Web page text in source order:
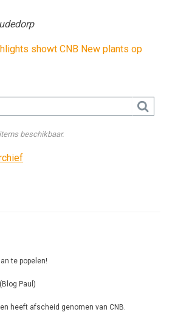
showt CNB New plants op
beschikbaar.
te popelen!
Paul)
heeft afscheid genomen van CNB.